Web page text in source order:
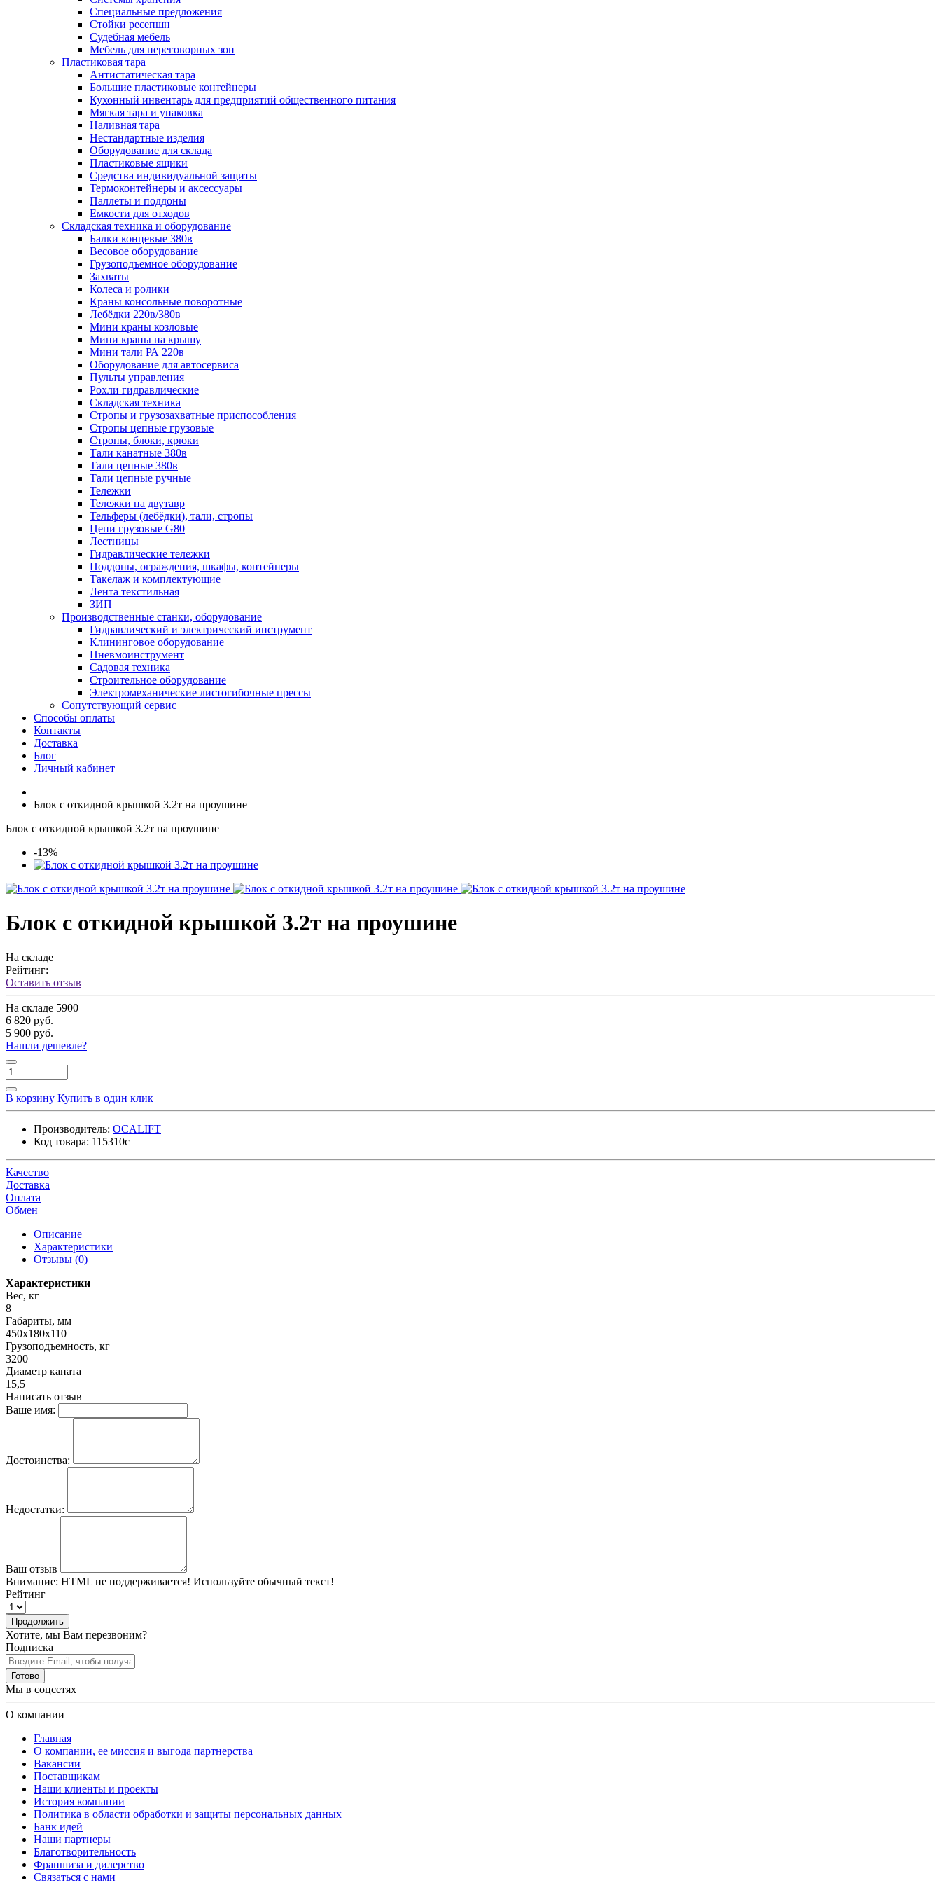
Специальные предложения
Стойки ресепшн
Судебная мебель
Мебель для переговорных зон
Пластиковая тара
Антистатическая тара
Большие пластиковые контейнеры
Кухонный инвентарь для предприятий общественного питания
Мягкая тара и упаковка
Наливная тара
Нестандартные изделия
Оборудование для склада
Пластиковые ящики
Средства индивидуальной защиты
Термоконтейнеры и аксессуары
Паллеты и поддоны
Емкости для отходов
Складская техника и оборудование
Балки концевые 380в
Весовое оборудование
Грузоподъемное оборудование
Захваты
Колеса и ролики
Краны консольные поворотные
Лебёдки 220в/380в
Мини краны козловые
Мини краны на крышу
Мини тали РА 220в
Оборудование для автосервиса
Пульты управления
Рохли гидравлические
Складская техника
Стропы и грузозахватные приспособления
Стропы цепные грузовые
Стропы, блоки, крюки
Тали канатные 380в
Тали цепные 380в
Тали цепные ручные
Тележки
Тележки на двутавр
Тельферы (лебёдки), тали, стропы
Цепи грузовые G80
Лестницы
Гидравлические тележки
Поддоны, ограждения, шкафы, контейнеры
Такелаж и комплектующие
Лента текстильная
ЗИП
Производственные станки, оборудование
Гидравлический и электрический инструмент
Клининговое оборудование
Пневмоинструмент
Садовая техника
Строительное оборудование
Электромеханические листогибочные прессы
Сопутствующий сервис
Способы оплаты
Контакты
Доставка
Блог
Личный кабинет
Блок с откидной крышкой 3.2т на проушине
Блок с откидной крышкой 3.2т на проушине
-13%
Блок с откидной крышкой 3.2т на проушине
На складе
Рейтинг:
Оставить отзыв
На складе 5900
6 820 руб.
5 900 руб.
Нашли дешевле?
В корзину Купить в один клик
Производитель: OCALIFT
Код товара: 115310c
Качество
Доставка
Оплата
Обмен
Описание
Характеристики
Отзывы (0)
Характеристики
Вес, кг
8
Габариты, мм
450x180x110
Грузоподъемность, кг
3200
Диаметр каната
15,5
Написать отзыв
Ваше имя:
Достоинства:
Недостатки:
Ваш отзыв
Внимание: HTML не поддерживается! Используйте обычный текст!
Рейтинг
Продолжить
Хотите, мы Вам перезвоним?
Подписка
Готово
Мы в соцсетях
О компании
Главная
О компании, ее миссия и выгода партнерства
Вакансии
Поставщикам
Наши клиенты и проекты
История компании
Политика в области обработки и защиты персональных данных
Банк идей
Наши партнеры
Благотворительность
Франшиза и дилерство
Связаться с нами